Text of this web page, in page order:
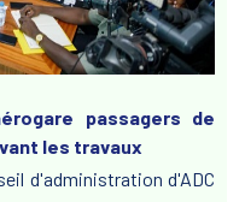
passagers de
les travaux
d'administration d'ADC